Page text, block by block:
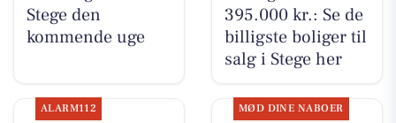
Stege den
kommende uge
395.000 kr.: Se de
billigste boliger til
salg i Stege her
ALARM112 MØD DINE NABOER